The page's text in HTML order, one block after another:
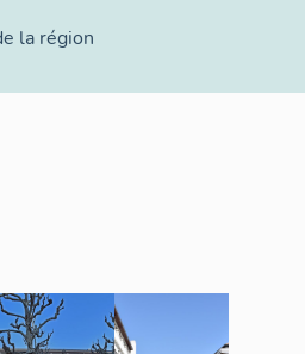
la région